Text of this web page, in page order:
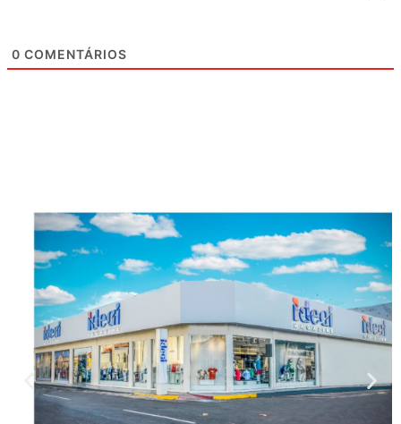
0 COMENTÁRIOS